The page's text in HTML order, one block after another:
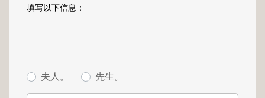
填写以下信息：
夫人。 先生。